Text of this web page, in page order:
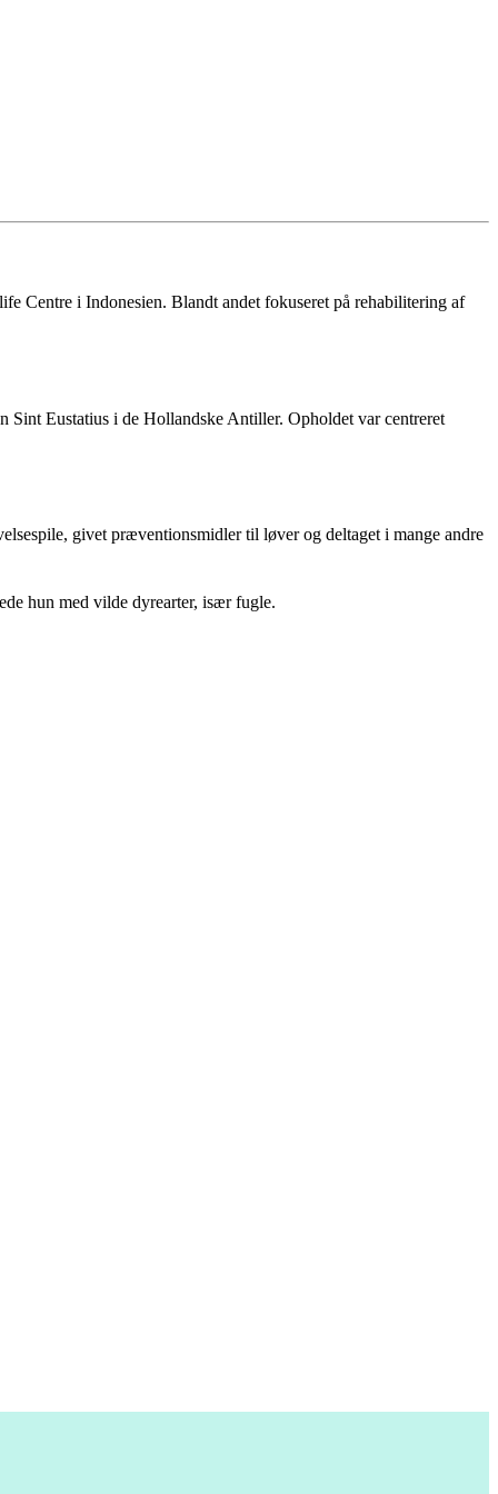
Centre i Indonesien. Blandt andet fokuseret på rehabilitering af
Eustatius i de Hollandske Antiller. Opholdet var centreret
givet præventionsmidler til løver og deltaget i mange andre
hun med vilde dyrearter, især fugle.